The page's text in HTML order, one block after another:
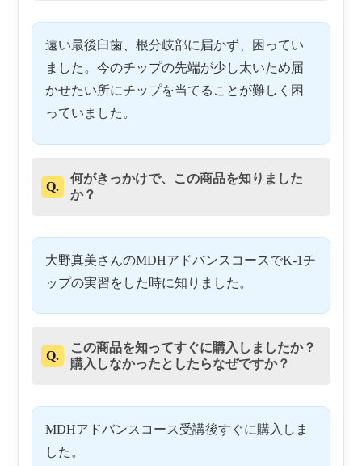
遠い最後臼歯、根分岐部に届かず、困ってい
ました。今のチップの先端が少し太いため届
かせたい所にチップを当てることが難しく困
っていました。
Q.
何がきっかけで、この商品を知りました
か？
大野真美さんのMDHアドバンスコースでK-1チ
ップの実習をした時に知りました。
Q.
この商品を知ってすぐに購入しましたか？
購入しなかったとしたらなぜですか？
MDHアドバンスコース受講後すぐに購入しま
した。